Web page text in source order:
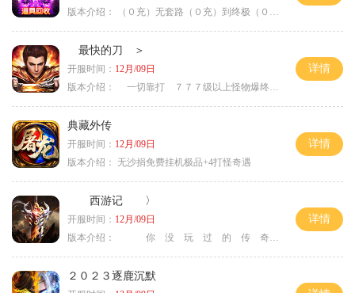
版本介绍：
（０充）无套路（０充）到终极（０充）爽
最快的刀 ＞
开服时间： 12月/09日
版本介绍：
一切靠打 ７７７级以上怪物爆终极 ＞
详情
典藏外传
开服时间： 12月/09日
版本介绍： 无沙捐免费挂机极品+4打怪奇遇
详情
西游记 〉
开服时间： 12月/09日
版本介绍：
你 没 玩 过 的 传 奇 〉
详情
２０２３逐鹿沉默